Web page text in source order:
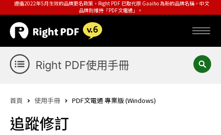
遵循2022年5月生效的品牌更名政策，Right PDF 已取代原 Gaaiho 為新的品牌名稱，中文
品牌則維持「PDF文電通」。
Right PDF使用手冊
首頁 使用手冊 PDF文電通 專業版 (Windows)
追蹤修訂